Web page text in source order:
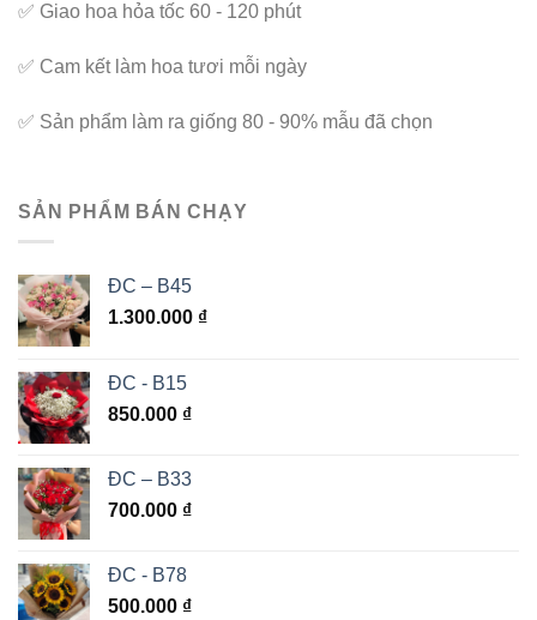
✅ Giao hoa hỏa tốc 60 - 120 phút
✅ Cam kết làm hoa tươi mỗi ngày
✅ Sản phẩm làm ra giống 80 - 90% mẫu đã chọn
SẢN PHẨM BÁN CHẠY
ĐC – B45
1.300.000 ₫
ĐC - B15
850.000 ₫
ĐC – B33
700.000 ₫
ĐC - B78
500.000 ₫